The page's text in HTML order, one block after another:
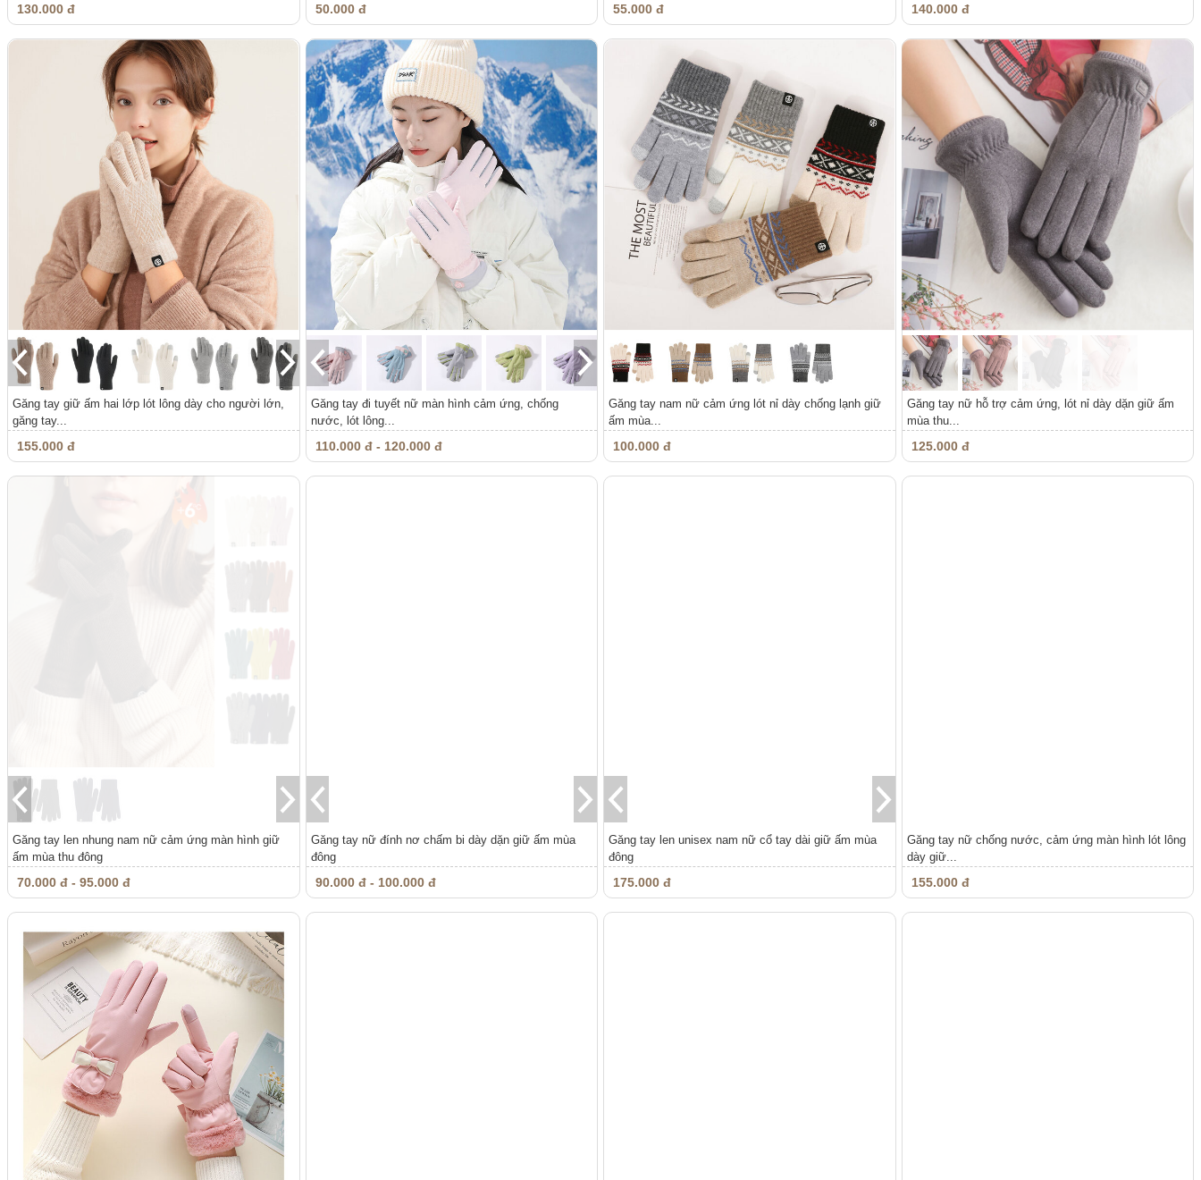
130.000 đ 50.000 đ 55.000 đ 140.000 đ
Găng tay giữ ấm hai lớp lót lông dày cho người lớn,
găng tay...
155.000 đ
Găng tay đi tuyết nữ màn hình cảm ứng, chống
nước, lót lông...
110.000 đ - 120.000 đ
Găng tay nam nữ cảm ứng lót nỉ dày chống lạnh giữ
ấm mùa...
100.000 đ
Găng tay nữ hỗ trợ cảm ứng, lót nỉ dày dặn giữ ấm
mùa thu...
125.000 đ
Găng tay len nhung nam nữ cảm ứng màn hình giữ
ấm mùa thu đông
70.000 đ - 95.000 đ
Găng tay nữ đính nơ chấm bi dày dặn giữ ấm mùa
đông
90.000 đ - 100.000 đ
Găng tay len unisex nam nữ cổ tay dài giữ ấm mùa
đông
175.000 đ
Găng tay nữ chống nước, cảm ứng màn hình lót lông
dày giữ...
155.000 đ